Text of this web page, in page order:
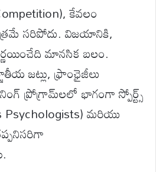
కేవలం
సరిపోదు. విజయానికి,
మానసిక బలం.
జట్లు, ఫ్రాంఛైజీలు
ప్రోగ్రామ్‌లలో భాగంగా స్పోర్ట్స్
Psychologists) మరియు